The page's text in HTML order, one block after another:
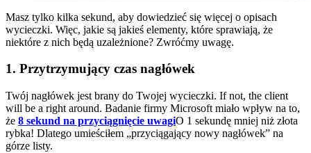
Masz tylko kilka sekund, aby dowiedzieć się więcej o opisach
wycieczki. Więc, jakie są jakieś elementy, które sprawiają, że
niektóre z nich będą uzależnione? Zwróćmy uwagę.
1. Przytrzymujący czas nagłówek
Twój nagłówek jest brany do Twojej wycieczki. If not, the client
will be a right around. Badanie firmy Microsoft miało wpływ na to,
że 8 sekund na przyciągnięcie uwagiO 1 sekundę mniej niż złota
rybka! Dlatego umieściłem „przyciągający nowy nagłówek” na
górze listy.